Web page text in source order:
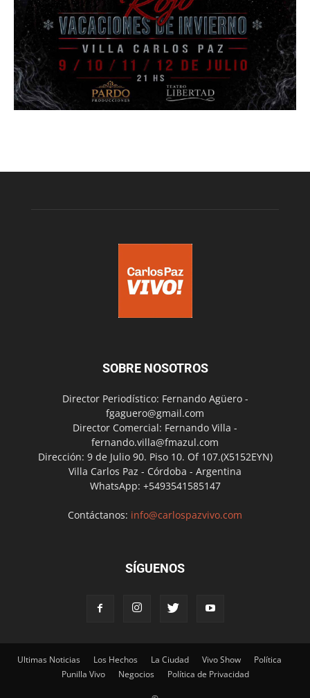
SOBRE NOSOTROS
Director Periodístico: Fernando Agüero -
fgaguero@gmail.com
Director Comercial: Fernando Villa -
fernando.villa@fmazul.com
Dirección: 9 de Julio 90. Piso 10. Of 107.(X5152EYN)
Villa Carlos Paz - Córdoba - Argentina
WhatsApp: +5493541585147
Contáctanos: info@carlospazvivo.com
SÍGUENOS
Ultimas Noticias Los Hechos La Ciudad Vivo Show
Política
Punilla Vivo
Negocios Política de Privacidad